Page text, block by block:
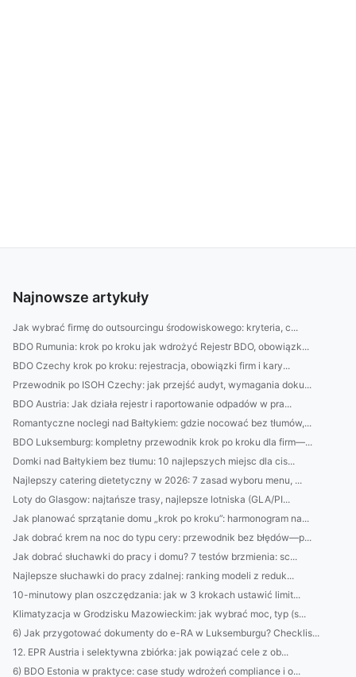
Najnowsze artykuły
Jak wybrać firmę do outsourcingu środowiskowego: kryteria, c...
BDO Rumunia: krok po kroku jak wdrożyć Rejestr BDO, obowiązk...
BDO Czechy krok po kroku: rejestracja, obowiązki firm i kary...
Przewodnik po ISOH Czechy: jak przejść audyt, wymagania doku...
BDO Austria: Jak działa rejestr i raportowanie odpadów w pra...
Romantyczne noclegi nad Bałtykiem: gdzie nocować bez tłumów,...
BDO Luksemburg: kompletny przewodnik krok po kroku dla firm—...
Domki nad Bałtykiem bez tłumu: 10 najlepszych miejsc dla cis...
Najlepszy catering dietetyczny w 2026: 7 zasad wyboru menu, ...
Loty do Glasgow: najtańsze trasy, najlepsze lotniska (GLA/PI...
Jak planować sprzątanie domu „krok po kroku”: harmonogram na...
Jak dobrać krem na noc do typu cery: przewodnik bez błędów—p...
Jak dobrać słuchawki do pracy i domu? 7 testów brzmienia: sc...
Najlepsze słuchawki do pracy zdalnej: ranking modeli z reduk...
10-minutowy plan oszczędzania: jak w 3 krokach ustawić limit...
Klimatyzacja w Grodzisku Mazowieckim: jak wybrać moc, typ (s...
6) Jak przygotować dokumenty do e-RA w Luksemburgu? Checklis...
12. EPR Austria i selektywna zbiórka: jak powiązać cele z ob...
6) BDO Estonia w praktyce: case study wdrożeń compliance i o...